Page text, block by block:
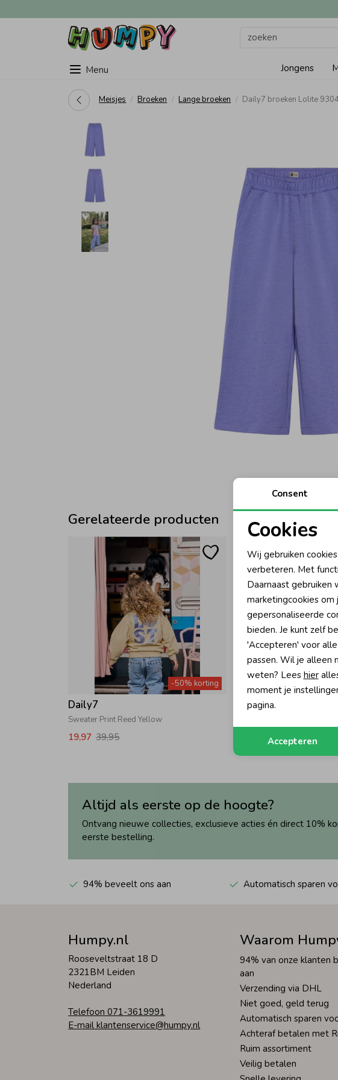
Menu Jongens
Meisjes Broeken Lange broeken Daily7 broeken Lolite
Gerelateerde producten
-50% korting
Daily7
Sweater Print Reed Yellow
19,97 39,95
Daily7
27,95
Altijd als eerste op de hoogte?
Ontvang nieuwe collecties, exclusieve acties én direct 10%
eerste bestelling.
94% beveelt ons aan Automatisch sparen
Humpy.nl
Rooseveltstraat 18 D
2321BM Leiden
Nederland
Telefoon 071-3619991
E-mail klantenservice@humpy.nl
Waarom
94% van onze klanten
aan
Verzending via DHL
Niet goed, geld terug
Automatisch sparen
Achteraf betalen met
Ruim assortiment
Veilig betalen
Noodzakelijke
Analytische
Terug
Consent
Cookies
Wij gebruiken
verbeteren. Met
Daarnaast gebruiken
marketingcookies
gepersonaliseerde
bieden. Je kunt zelf
'Accepteren' voor
passen. Wil je alleen
weten? Lees hier
moment je
pagina.
Accepteren